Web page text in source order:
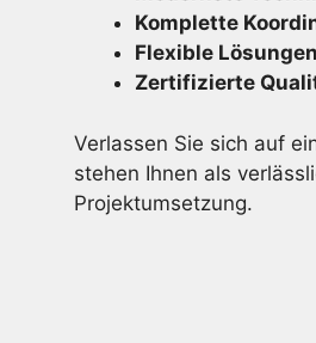
Komplette
Flexible Lösungen
Zertifizierte
Verlassen Sie sich auf
stehen Ihnen als
Projektumsetzung.